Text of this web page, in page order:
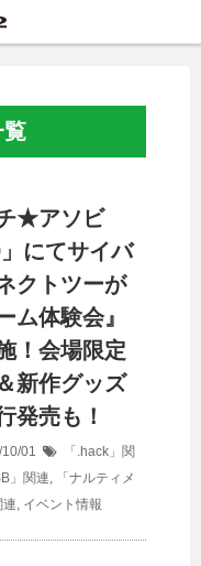
覧
チ★アソビ
にてサイバ
クトツーが
ム体験会』
！会場限定
新作グッズ
発売も！
01
「.hack」関
」関連,
「ナルティメ
連, イベント情報